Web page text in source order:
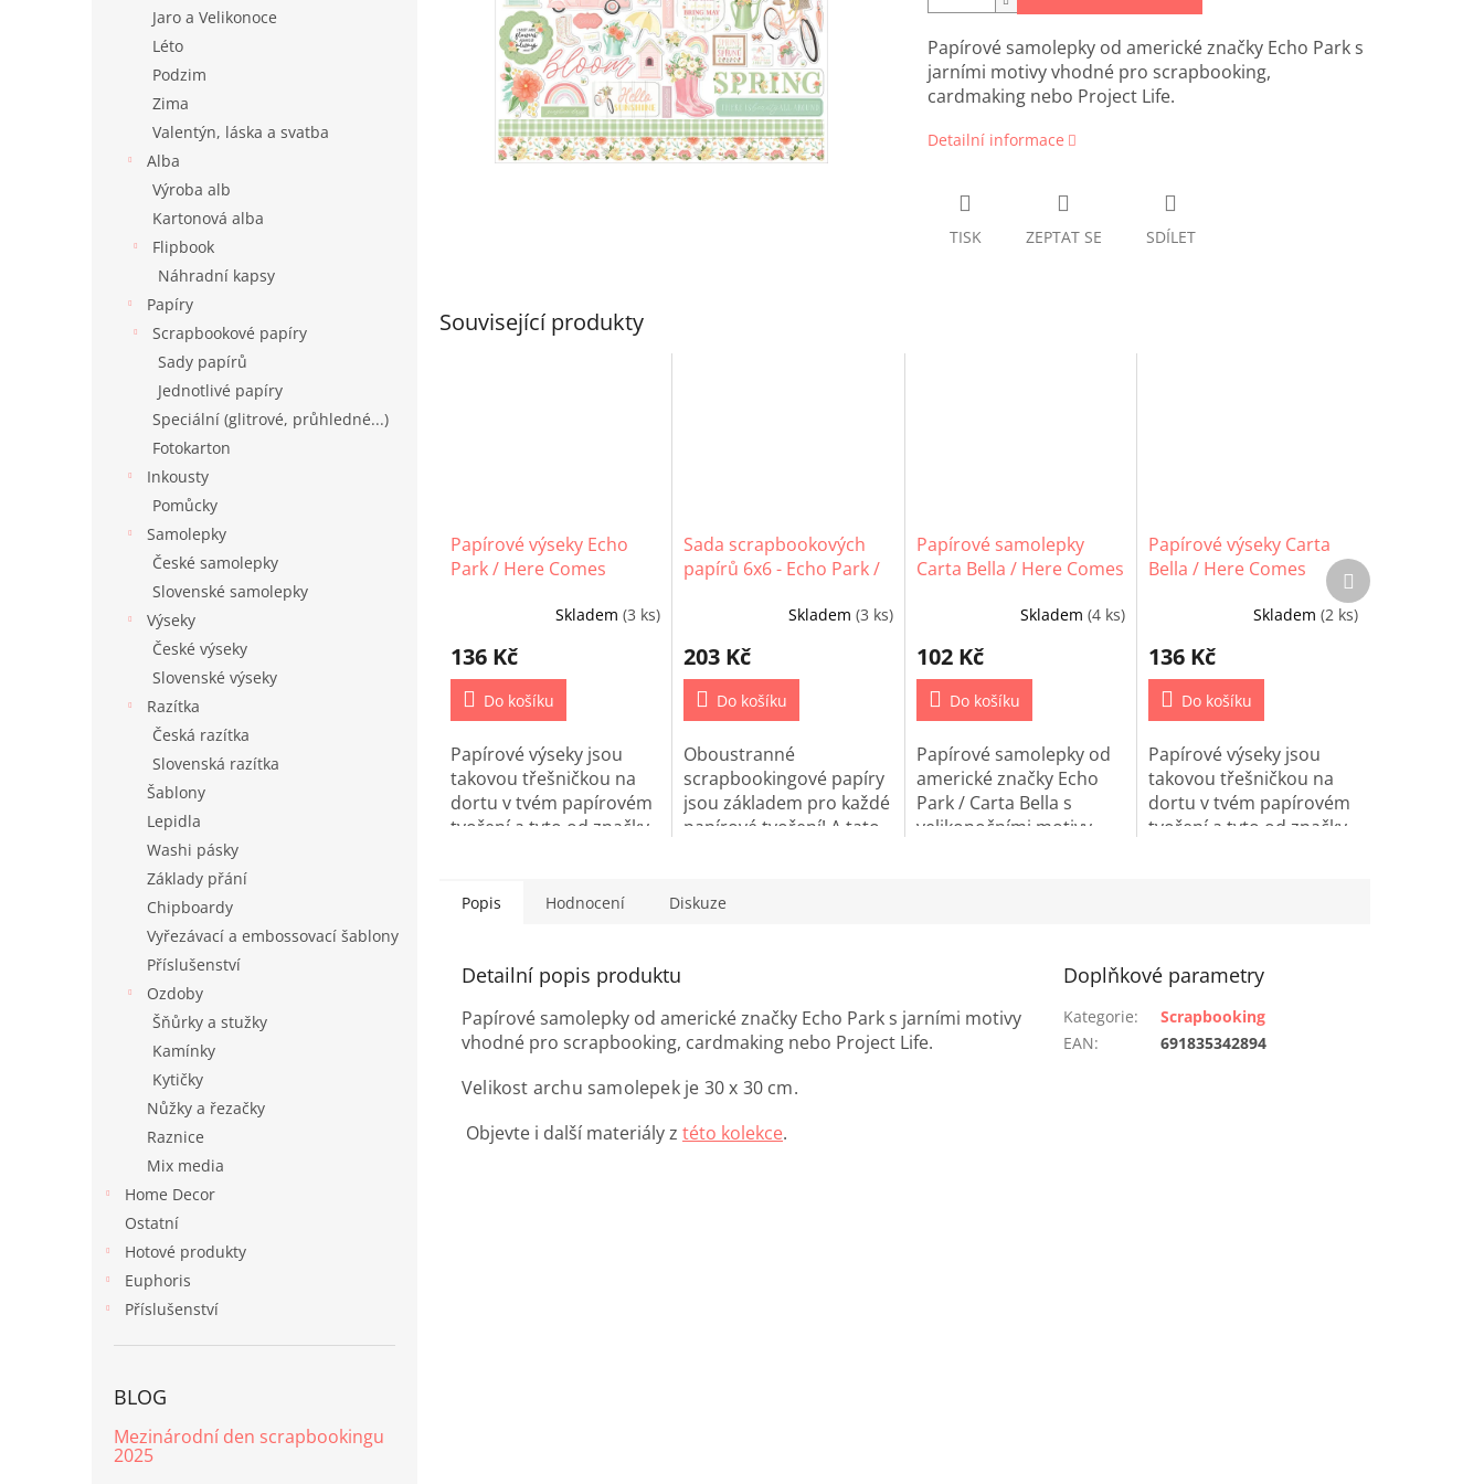
Jaro a Velikonoce
Léto
Podzim
Zima
Valentýn, láska a svatba
Alba
Výroba alb
Kartonová alba
Flipbook
Náhradní kapsy
Papíry
Scrapbookové papíry
Sady papírů
Jednotlivé papíry
Speciální (glitrové, průhledné...)
Fotokarton
Inkousty
Pomůcky
Samolepky
České samolepky
Slovenské samolepky
Výseky
České výseky
Slovenské výseky
Razítka
Česká razítka
Slovenská razítka
Šablony
Lepidla
Washi pásky
Základy přání
Chipboardy
Vyřezávací a embossovací šablony
Příslušenství
Ozdoby
Šňůrky a stužky
Kamínky
Kytičky
Nůžky a řezačky
Raznice
Mix media
Home Decor
Ostatní
Hotové produkty
Euphoris
Příslušenství
BLOG
Mezinárodní den scrapbookingu
2025
Papírové samolepky od americké značky Echo Park s
jarními motivy vhodné pro scrapbooking,
cardmaking nebo Project Life.
Detailní informace
TISK ZEPTAT SE SDÍLET
Související produkty
Papírové výseky Echo
Park / Here Comes
Skladem (3 ks)
136 Kč
Do košíku
Papírové výseky jsou
takovou třešničkou na
dortu v tvém papírovém
tvoření a tyto od značky
Sada scrapbookových
papírů 6x6 - Echo Park /
Skladem (3 ks)
203 Kč
Do košíku
Oboustranné
scrapbookingové papíry
jsou základem pro každé
papírové tvoření! A tato
Papírové samolepky
Carta Bella / Here Comes
Skladem(4 ks)
102 Kč
Do košíku
Papírové samolepky od
americké značky Echo
Park / Carta Bella s
velikonočními motivy
Papírové výseky Carta
Bella / Here Comes
Skladem (2 ks)
136 Kč
Do košíku
Papírové výseky jsou
takovou třešničkou na
dortu v tvém papírovém
tvoření a tyto od značky
Další
produkt
Popis Hodnocení Diskuze
Detailní popis produktu
Papírové samolepky od americké značky Echo Park s jarními motivy
vhodné pro scrapbooking, cardmaking nebo Project Life.
Velikost archu samolepek je 30 x 30 cm.
Objevte i další materiály z této kolekce.
Doplňkové parametry
Kategorie:
Scrapbooking
EAN: 691835342894